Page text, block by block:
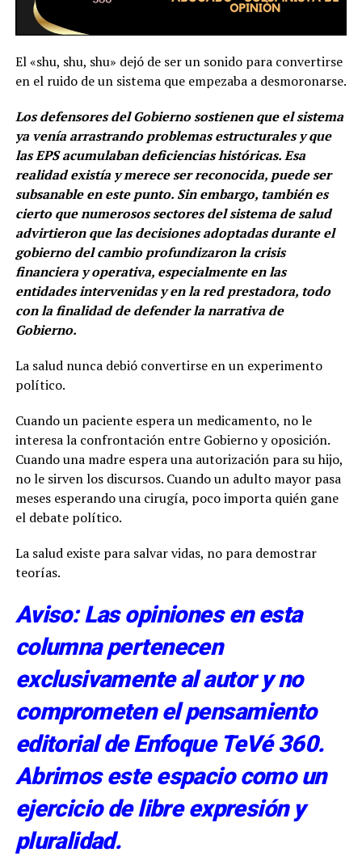
El «shu, shu, shu» dejó de ser un sonido para convertirse
en el ruido de un sistema que empezaba a desmoronarse.
Los defensores del Gobierno sostienen que el sistema
ya venía arrastrando problemas estructurales y que
las EPS acumulaban deficiencias históricas. Esa
realidad existía y merece ser reconocida, puede ser
subsanable en este punto. Sin embargo, también es
cierto que numerosos sectores del sistema de salud
advirtieron que las decisiones adoptadas durante el
gobierno del cambio profundizaron la crisis
financiera y operativa, especialmente en las
entidades intervenidas y en la red prestadora, todo
con la finalidad de defender la narrativa de
Gobierno.
La salud nunca debió convertirse en un experimento
político.
Cuando un paciente espera un medicamento, no le
interesa la confrontación entre Gobierno y oposición.
Cuando una madre espera una autorización para su hijo,
no le sirven los discursos. Cuando un adulto mayor pasa
meses esperando una cirugía, poco importa quién gane
el debate político.
La salud existe para salvar vidas, no para demostrar
teorías.
Aviso: Las opiniones en esta
columna pertenecen
exclusivamente al autor y no
comprometen el pensamiento
editorial de Enfoque TeVé 360.
Abrimos este espacio como un
ejercicio de libre expresión y
pluralidad.